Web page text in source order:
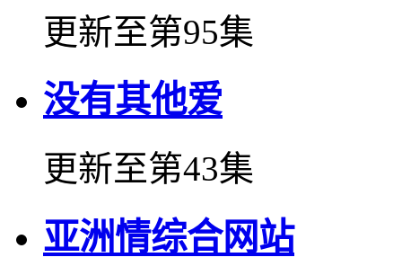
更新至第95集
没有其他爱
更新至第43集
亚洲情综合网站